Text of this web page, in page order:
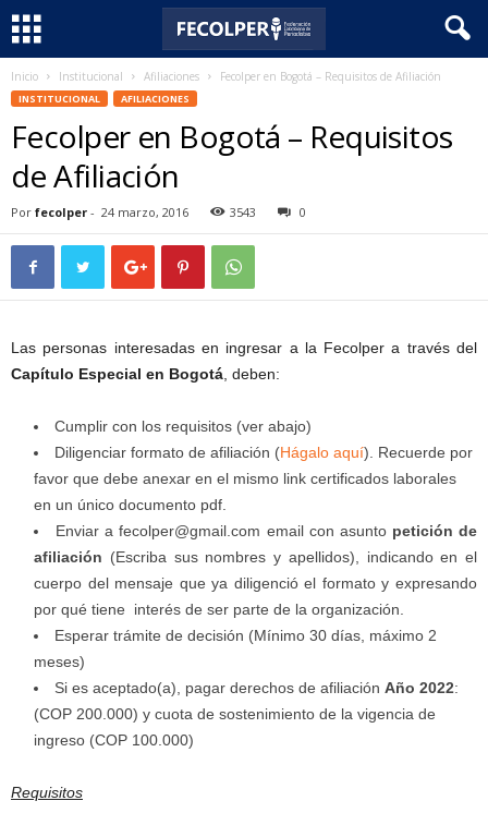
Inicio Institucional Afiliaciones Fecolper en Bogotá – Requisitos de Afiliación
INSTITUCIONAL AFILIACIONES
Fecolper en Bogotá – Requisitos
de Afiliación
Por fecolper - 24 marzo, 2016 3543 0
Las personas interesadas en ingresar a la Fecolper a través del
Capítulo Especial en Bogotá , deben:
Cumplir con los requisitos (ver abajo)
Diligenciar formato de afiliación (Hágalo aquí). Recuerde por
favor que debe anexar en el mismo link certificados laborales
en un único documento pdf.
Enviar a fecolper@gmail.com email con asunto petición de
afiliación (Escriba sus nombres y apellidos), indicando en el
cuerpo del mensaje que ya diligenció el formato y expresando
por qué tiene interés de ser parte de la organización.
Esperar trámite de decisión (Mínimo 30 días, máximo 2
meses)
Si es aceptado(a), pagar derechos de afiliación Año 2022:
(COP 200.000) y cuota de sostenimiento de la vigencia de
ingreso (COP 100.000)
Requisitos